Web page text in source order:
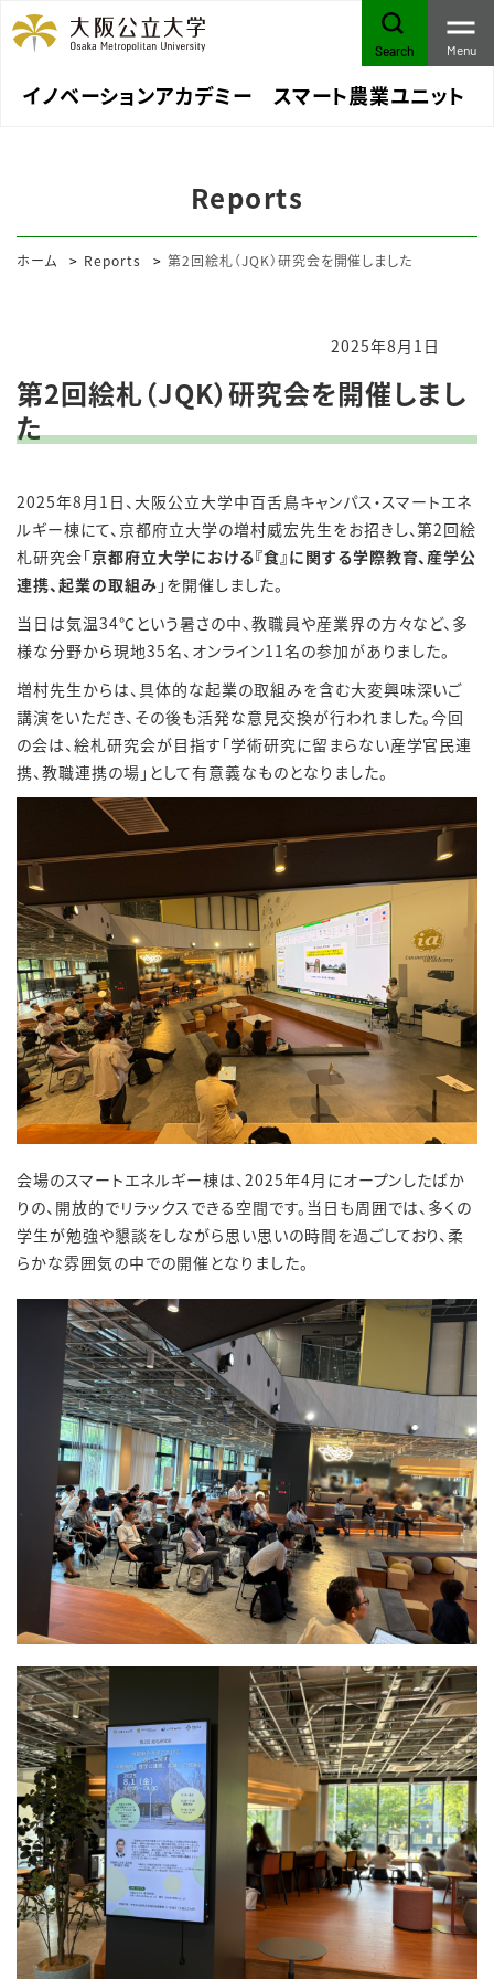
イノベーションアカデミー スマート農業ユニット
Search Menu
Reports
ホーム Reports 第2回絵札（JQK）研究会を開催しました
2025年8月1日
第2回絵札（JQK）研究会を開催しまし
た
2025年8月1日、大阪公立大学中百舌鳥キャンパス・スマートエネ
ルギー棟にて、京都府立大学の増村威宏先生をお招きし、第2回絵
札研究会「京都府立大学における『食』に関する学際教育、産学公
連携、起業の取組み 」を開催しました。
当日は気温34℃という暑さの中、教職員や産業界の方々など、多
様な分野から現地35名、オンライン11名の参加がありました。
増村先生からは、具体的な起業の取組みを含む大変興味深いご
講演をいただき、その後も活発な意見交換が行われました。今回
の会は、絵札研究会が目指す「学術研究に留まらない産学官民連
携、教職連携の場」として有意義なものとなりました。
会場のスマートエネルギー棟は、2025年4月にオープンしたばか
りの、開放的でリラックスできる空間です。当日も周囲では、多くの
学生が勉強や懇談をしながら思い思いの時間を過ごしており、柔
らかな雰囲気の中での開催となりました。